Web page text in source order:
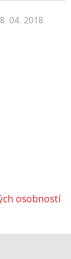
04. 2018
osobností